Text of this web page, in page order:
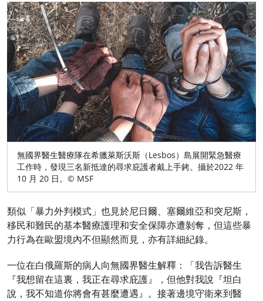
無國界醫生醫療隊在希臘萊斯沃斯（Lesbos）島展開緊急醫療
工作時，發現三名新抵達的尋求庇護者戴上手銬。攝於2022 年
10 月 20 日。© MSF
類似「暴力外判模式」也見於尼日爾、塞爾維亞和突尼斯，
移民和難民的基本醫療護理和安全保障亦遭剝奪，但這些暴
力行為在歐盟境內不但顯然而見，亦有詳細紀錄。
一位在白俄羅斯的病人向無國界醫生解釋：「我告訴醫生
『我想留在這裏，我正在尋求庇護』，但他對我說『坦白
說，我不知道你將會有甚麼遭遇』。接著邊境守衛來到醫